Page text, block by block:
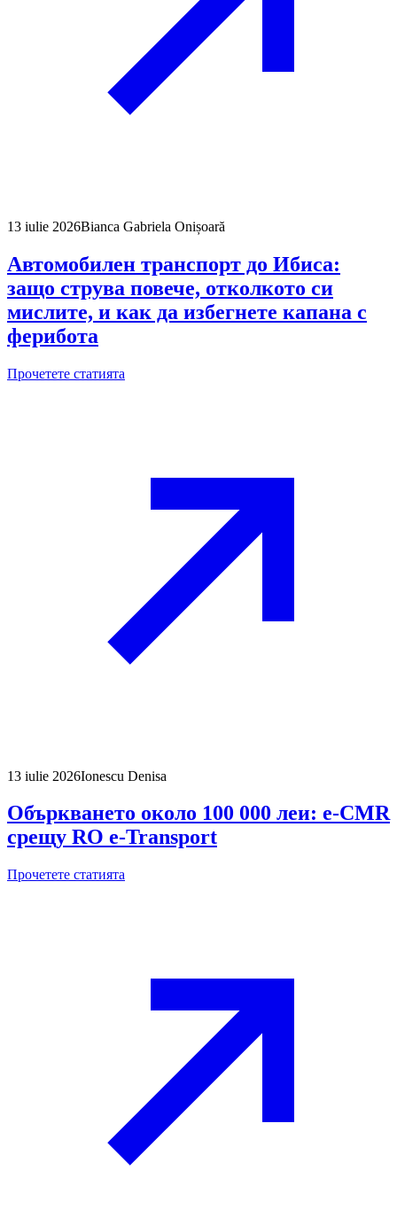
13 iulie 2026Bianca Gabriela Onișoară
Автомобилен транспорт до Ибиса:
защо струва повече, отколкото си
мислите, и как да избегнете капана с
ферибота
Прочетете статията
13 iulie 2026Ionescu Denisa
Объркването около 100 000 леи: e-CMR
срещу RO e-Transport
Прочетете статията